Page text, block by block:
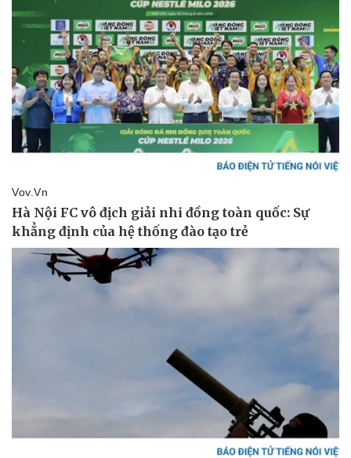
Pháp luật
Tin nóng
Tư vấn luật
Quân sự - Quốc phòng
Vũ khí
Phân tích